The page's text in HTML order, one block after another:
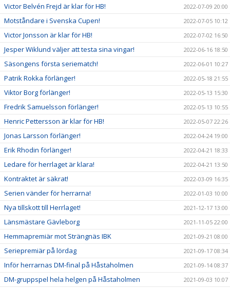
Victor Belvén Frejd är klar för HB! 2022-07-09 20:00
Motståndare i Svenska Cupen! 2022-07-05 10:12
Victor Jonsson är klar för HB! 2022-07-02 16:50
Jesper Wiklund väljer att testa sina vingar! 2022-06-16 18:50
Säsongens första seriematch! 2022-06-01 10:27
Patrik Rokka förlänger! 2022-05-18 21:55
Viktor Borg förlänger! 2022-05-13 15:30
Fredrik Samuelsson förlänger! 2022-05-13 10:55
Henric Pettersson är klar för HB! 2022-05-07 22:26
Jonas Larsson förlänger! 2022-04-24 19:00
Erik Rhodin förlänger! 2022-04-21 18:33
Ledare för herrlaget är klara! 2022-04-21 13:50
Kontraktet är säkrat! 2022-03-09 16:35
Serien vänder för herrarna! 2022-01-03 10:00
Nya tillskott till Herrlaget! 2021-12-17 13:00
Länsmästare Gävleborg 2021-11-05 22:00
Hemmapremiär mot Strängnäs IBK 2021-09-21 08:00
Seriepremiär på lördag 2021-09-17 08:34
Inför herrarnas DM-final på Håstaholmen 2021-09-14 08:37
DM-gruppspel hela helgen på Håstaholmen 2021-09-03 10:07